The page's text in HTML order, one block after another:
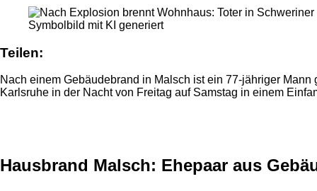
Symbolbild mit KI generiert
Teilen:
Nach einem Gebäudebrand in Malsch ist ein 77-jähriger
Karlsruhe in der Nacht von Freitag auf Samstag in einem
Hausbrand Malsch: Ehepaar aus